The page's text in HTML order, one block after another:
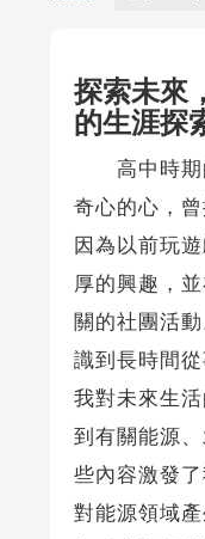
探索未來
的生涯探
高中時期
奇心的心，
因為以前玩
厚的興趣，
關的社團活
識到長時間
我對未來生
到有關能源
些內容激發
對能源領域